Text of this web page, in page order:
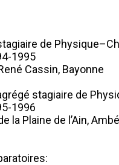
de
1995
Cassin, Bayonne
stagiaire de
1996
la Plaine de l’Ain,